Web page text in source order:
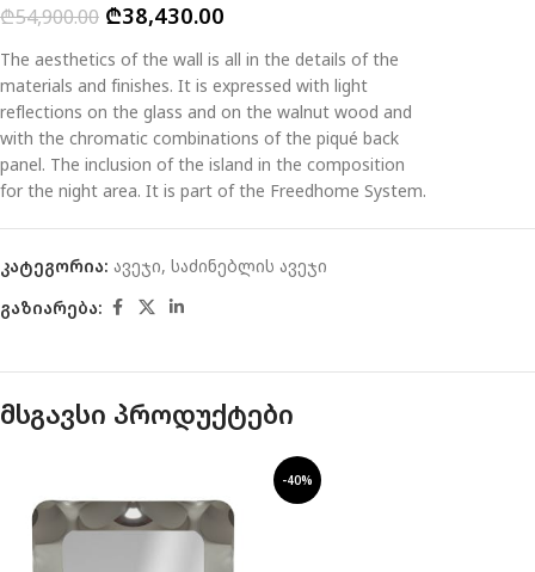
₾54,900.00 ₾38,430.00
The aesthetics of the wall is all in the details of the
materials and finishes. It is expressed with light
reflections on the glass and on the walnut wood and
with the chromatic combinations of the piqué back
panel. The inclusion of the island in the composition
for the night area. It is part of the Freedhome System.
კატეგორია: ავეჯი, საძინებლის ავეჯი
გაზიარება:
მსგავსი პროდუქტები
-40%